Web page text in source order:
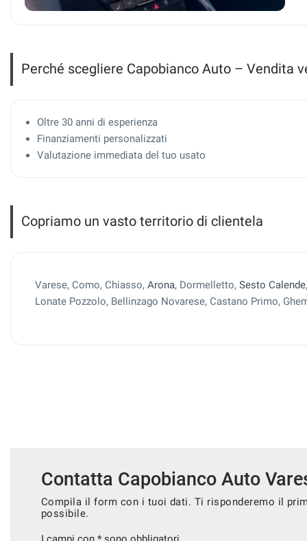
Perché scegliere Capobianco Auto – Vendita
Oltre 30 anni di esperienza
Finanziamenti personalizzati
Valutazione immediata del tuo usato
Copriamo un vasto territorio di clientela
Varese, Como, Chiasso, Arona, Dormelletto, Sesto Calende
Lonate Pozzolo, Bellinzago Novarese, Castano Primo,
Contatta Capobianco Auto
Compila il form con i tuoi dati. Ti risponderemo il
possibile.